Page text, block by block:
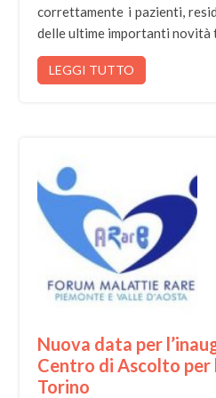
correttamente i pazienti,
delle ultime importanti novità
LEGGI TUTTO
Nuova data per
Centro di Ascolto
Torino